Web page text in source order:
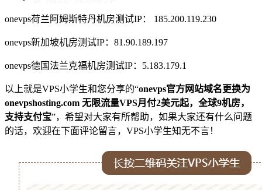
onevps荷兰阿姆斯特丹机房测试IP： 185.200.119.230
onevps新加坡机房测试IP：81.90.189.197
onevps德国法兰克福机房测试IP：5.183.179.1
以上就是VPS小学生和您分享的“onevps官方网站域名更换为
onevpshosting.com 无限流量VPS月付2美元起，全球9机房，
支持支付宝”，希望对大家有所帮助，如果大家还有什么问题
的话，欢迎在下面评论留言，VPS小学生知无不言！